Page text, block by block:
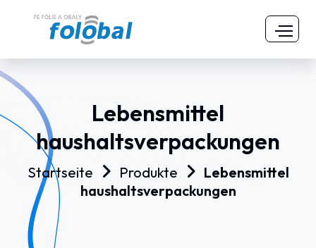
Lebensmittel
haushaltsverpackungen
Startseite Produkte
Lebensmittel
haushaltsverpackungen